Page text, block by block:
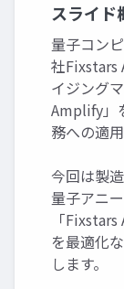
スライド
量子コン
社Fixstars
イジング
Amplify」
務への適
今回は製
量子アニ
「
を最適化
します。